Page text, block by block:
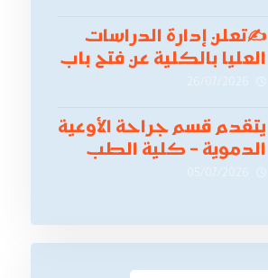
✍تعلن إدارة الدراسات
العليا بالكلية عن فتح باب
أكتوبر 2026،
يتقدم قسم جراحة الأوعية
الدموية – كلية الطب
الأستاذ الدكتور/ وليد